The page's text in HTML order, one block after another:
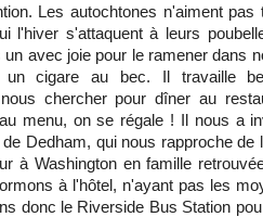
Les autochtones n'aiment
l'hiver s'attaquent à leurs
un avec joie pour le ramener dans
un cigare au bec. Il travaille
chercher pour dîner au
menu, on se régale ! Il nous a
Dedham, qui nous rapproche de
à Washington en famille
à l'hôtel, n'ayant pas les
donc le Riverside Bus Station